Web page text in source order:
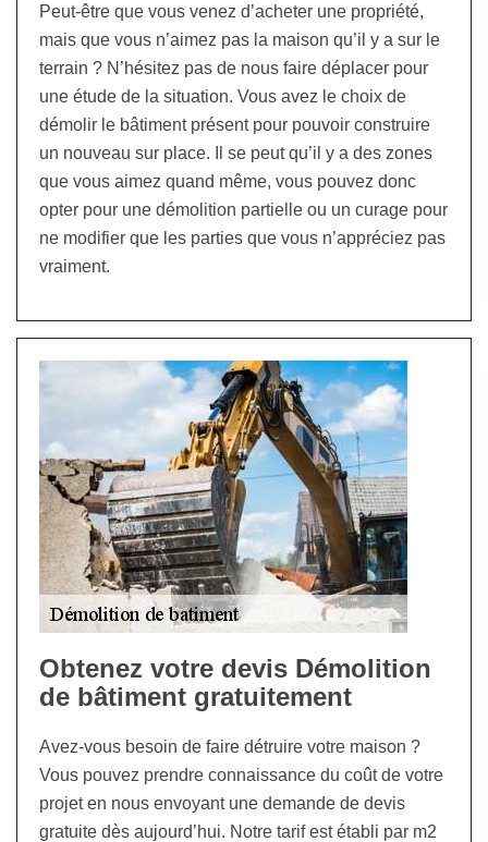
Peut-être que vous venez d’acheter une propriété,
mais que vous n’aimez pas la maison qu’il y a sur le
terrain ? N’hésitez pas de nous faire déplacer pour
une étude de la situation. Vous avez le choix de
démolir le bâtiment présent pour pouvoir construire
un nouveau sur place. Il se peut qu’il y a des zones
que vous aimez quand même, vous pouvez donc
opter pour une démolition partielle ou un curage pour
ne modifier que les parties que vous n’appréciez pas
vraiment.
Obtenez votre devis Démolition
de bâtiment gratuitement
Avez-vous besoin de faire détruire votre maison ?
Vous pouvez prendre connaissance du coût de votre
projet en nous envoyant une demande de devis
gratuite dès aujourd’hui. Notre tarif est établi par m2